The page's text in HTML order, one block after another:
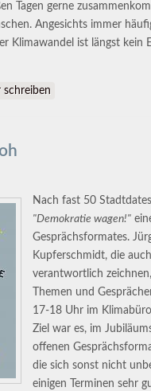
Tagen gerne
Angesichts immer
Klimawandel ist längst kein
Initiatoren der
schreiben
Nach fast 50
"Demokratie wagen!"
Gesprächsformates.
Kupferschmidt, die
verantwortlich
Themen und
17-18 Uhr im
Ziel war es, im
offenen
die sich sonst nicht
einigen Terminen sehr